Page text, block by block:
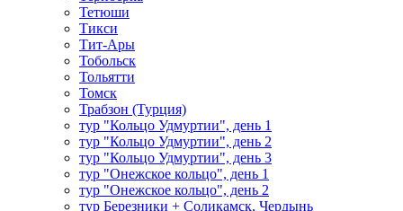
Тетюши
Тикси
Тит-Ары
Тобольск
Тольятти
Томск
Трабзон (Турция)
тур "Кольцо Удмуртии", день 1
тур "Кольцо Удмуртии", день 2
тур "Кольцо Удмуртии", день 3
тур "Онежское кольцо", день 1
тур "Онежское кольцо", день 2
тур Березники + Соликамск, Чердынь